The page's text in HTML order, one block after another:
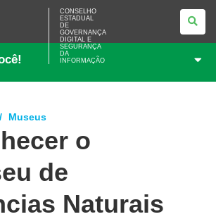
CONSELHO
ESTADUAL
DE
GOVERNANÇA
DIGITAL E
SEGURANÇA
DA
INFORMAÇÃO
Museus
o
de
Naturais